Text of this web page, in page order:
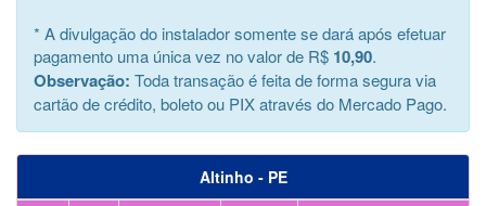
* A divulgação do instalador somente se dará após efetuar
pagamento uma única vez no valor de R$ 10,90.
Observação: Toda transação é feita de forma segura via
cartão de crédito, boleto ou PIX através do Mercado Pago.
Altinho - PE